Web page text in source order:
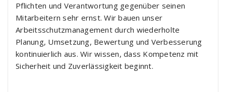
Pflichten und Verantwortung gegenüber seinen
Mitarbeitern sehr ernst. Wir bauen unser
Arbeitsschutzmanagement durch wiederholte
Planung, Umsetzung, Bewertung und Verbesserung
kontinuierlich aus. Wir wissen, dass Kompetenz mit
Sicherheit und Zuverlässigkeit beginnt.